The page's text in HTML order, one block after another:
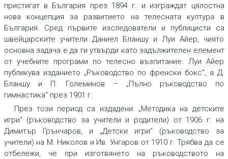
пристигат в България през 1894 г. и изграждат цялостна
нова концепция за развитието на телесната култура в
България. Сред първите изследователи и публицисти са
швейцарските учители Даниел Бланшу и Луи Айер, чиято
основна задача е да ги утвърди като задължителен елемент
от учебните програми по телесно възпитание. Луи Айер
публикува изданието „Ръководство по френски бокс“, а Д.
Бланшу и П. Големинов – „Пълно ръководство по
гимнастика“ през 1901 г.
През този период са издадени: „Методика на детските
игри“ (ръководство за учители и родители) от 1906 г. на
Димитър Грънчаров, и „Детски игри“ (ръководство за
учители) на М. Николов и Ив. Унгаров от 1910 г. Трябва да се
отбележи, че при изготвянето на ръководството на